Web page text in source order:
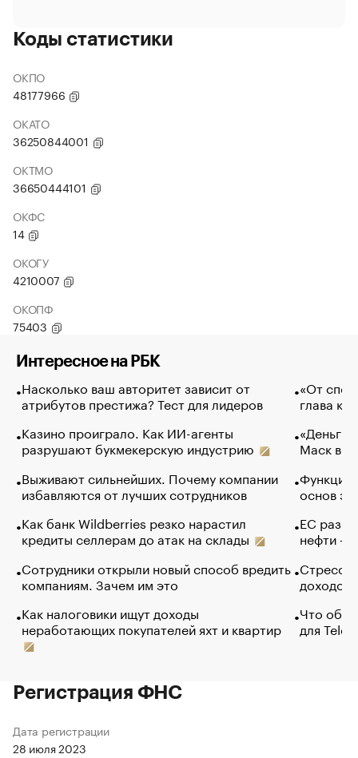
Коды статистики
ОКПО
48177966
ОКАТО
36250844001
ОКТМО
36650444101
ОКФС
14
ОКОГУ
4210007
ОКОПФ
75403
Интересное на РБК
Насколько ваш авторитет зависит от
атрибутов престижа? Тест для лидеров
Казино проиграло. Как ИИ-агенты
разрушают букмекерскую индустрию
Выживают сильнейших. Почему компании
избавляются от лучших сотрудников
Как банк Wildberries резко нарастил
кредиты селлерам до атак на склады
Сотрудники открыли новый способ вредить
компаниям. Зачем им это
Как налоговики ищут доходы
неработающих покупателей яхт и квартир
«От
глава
«Деньги
Маск в
Функции
основ
ЕС
нефти —
Стресс
доходов
Что
для
Регистрация ФНС
Дата регистрации
28 июля 2023